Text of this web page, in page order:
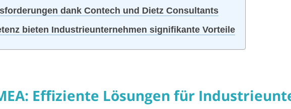
dank Contech und Dietz Consultants
bieten Industrieunternehmen signifikante Vorteile
Effiziente Lösungen für